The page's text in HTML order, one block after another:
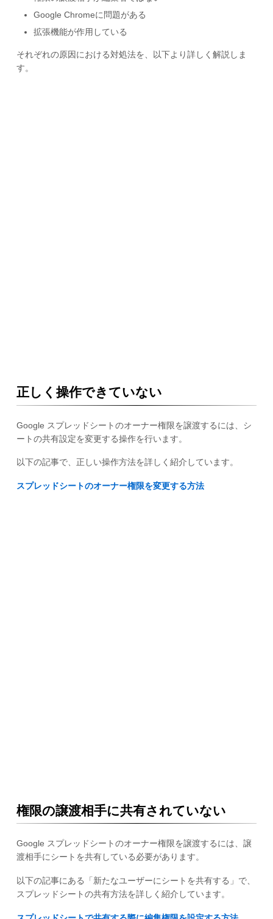
Google Chromeに問題がある
拡張機能が作用している
それぞれの原因における対処法を、以下より詳しく解説しま
す。
正しく操作できていない
Google スプレッドシートのオーナー権限を譲渡するには、シ
ートの共有設定を変更する操作を行います。
以下の記事で、正しい操作方法を詳しく紹介しています。
スプレッドシートのオーナー権限を変更する方法
権限の譲渡相手に共有されていない
Google スプレッドシートのオーナー権限を譲渡するには、譲
渡相手にシートを共有している必要があります。
以下の記事にある「新たなユーザーにシートを共有する」で、
スプレッドシートの共有方法を詳しく紹介しています。